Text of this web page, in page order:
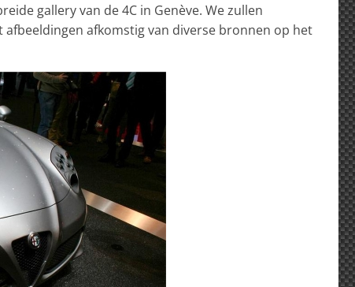
gallery van de 4C in Genève. We zullen
afkomstig van diverse bronnen op het